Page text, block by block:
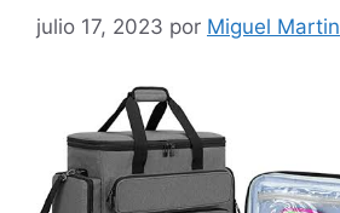
julio 17, 2023 por Miguel Martin